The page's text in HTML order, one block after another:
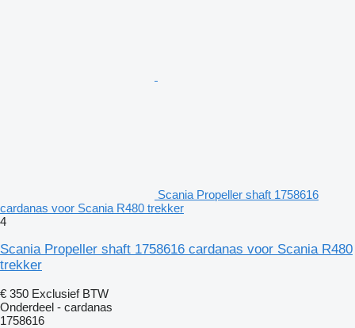
Scania Propeller shaft 1758616
cardanas voor Scania R480 trekker
4
Scania Propeller shaft 1758616 cardanas voor Scania R480
trekker
€ 350 Exclusief BTW
Onderdeel - cardanas
1758616